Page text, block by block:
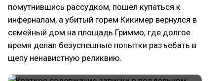
помутнившись рассудком, пошел купаться к
инферналам, а убитый горем Кикимер вернулся в
семейный дом на площадь Гриммо, где долгое
время делал безуспешные попытки разъебать в
щепу ненавистную реликвию.